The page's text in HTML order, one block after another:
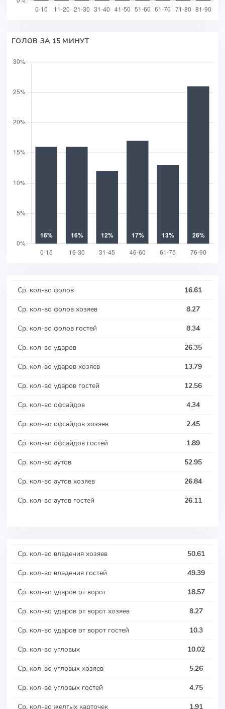
ГОЛОВ ЗА 15 МИНУТ
Ср. кол-во фолов
16.61
Ср. кол-во фолов хозяев
8.27
Ср. кол-во фолов гостей
8.34
Ср. кол-во ударов
26.35
Ср. кол-во ударов хозяев
13.79
Ср. кол-во ударов гостей
12.56
Ср. кол-во офсайдов
4.34
Ср. кол-во офсайдов хозяев
2.45
Ср. кол-во офсайдов гостей
1.89
Ср. кол-во аутов
52.95
Ср. кол-во аутов хозяев
26.84
Ср. кол-во аутов гостей
26.11
Ср. кол-во владения хозяев
50.61
Ср. кол-во владения гостей
49.39
Ср. кол-во ударов от ворот
18.57
Ср. кол-во ударов от ворот хозяев
8.27
Ср. кол-во ударов от ворот гостей
10.3
Ср. кол-во угловых
10.02
Ср. кол-во угловых хозяев
5.26
Ср. кол-во угловых гостей
4.75
Ср. кол-во желтых карточек
1.91